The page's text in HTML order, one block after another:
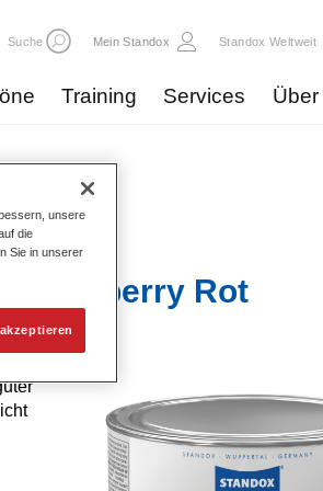
Suche Mein Standox Standox Weltweit
Training Services
Cranberry Rot
unsere
die
Sie in unserer